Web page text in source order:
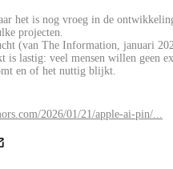
het is nog vroeg in de
projecten.
(van The Information, januari
is lastig: veel mensen willen geen
en of het nuttig blijkt.
2026/01/21/apple-ai-pin/...